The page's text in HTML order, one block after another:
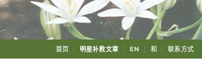
首页 明星补救文章 EN 和 联系方式